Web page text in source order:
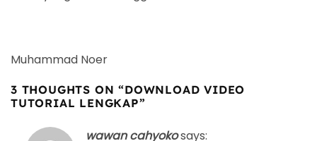
Muhammad Noer
3 THOUGHTS ON “DOWNLOAD VIDEO
TUTORIAL LENGKAP”
wawan cahyokosays: